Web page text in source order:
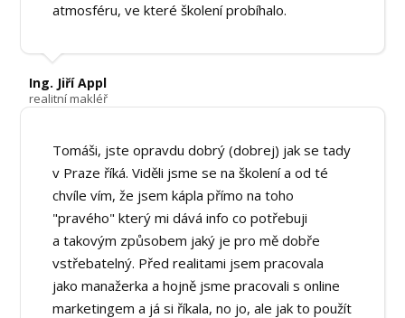
atmosféru, ve které školení probíhalo.
Ing. Jiří Appl
realitní makléř
Tomáši, jste opravdu dobrý (dobrej) jak se tady
v Praze říká. Viděli jsme se na školení a od té
chvíle vím, že jsem kápla přímo na toho
"pravého" který mi dává info co potřebuji
a takovým způsobem jaký je pro mě dobře
vstřebatelný. Před realitami jsem pracovala
jako manažerka a hojně jsme pracovali s online
marketingem a já si říkala, no jo, ale jak to použít